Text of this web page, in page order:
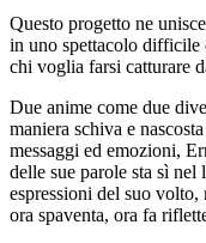
Questo progetto ne
in uno spettacolo difficile
chi voglia farsi catturare
Due anime come due
maniera schiva e
messaggi ed emozioni,
delle sue parole sta sì
espressioni del suo volto,
ora spaventa, ora fa